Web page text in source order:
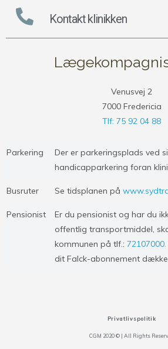
Kontakt klinikken
Venusvej 2
7000 Fredericia
Tlf: 75 92 04 88
Parkering
Der er parkeringsplads ved
handicapparkering foran
Busruter Se tidsplanen på
Pensionist
Er du pensionist og har du
offentlig transportmiddel,
kommunen på tlf.: 72107000.
dit Falck-abonnement
Privatlivspolitik
CGM 2020 ©​ | All Rights